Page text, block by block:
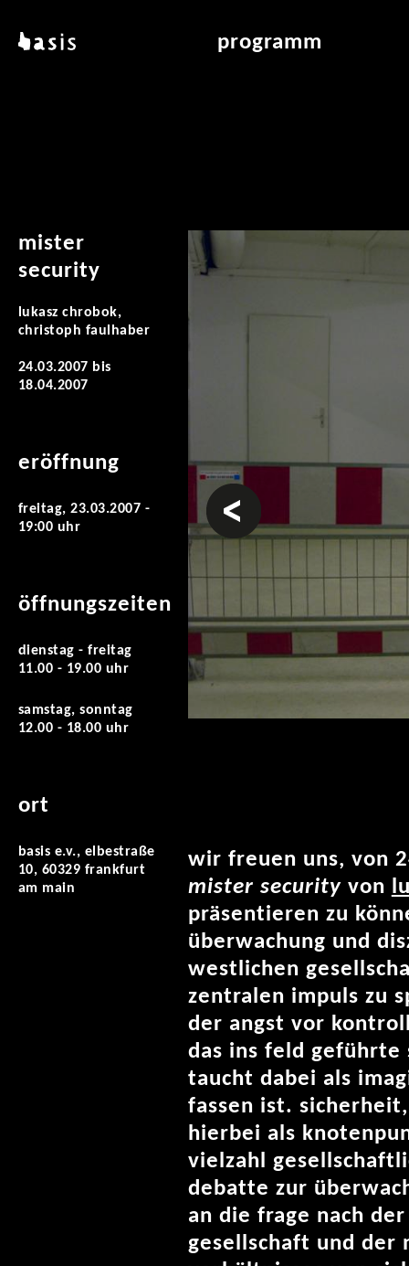
basis programm
mister
security
lukasz chrobok,
christoph faulhaber
24.03.2007 bis
18.04.2007
eröffnung
freitag, 23.03.2007 -
19:00 uhr
öffnungszeiten
dienstag - freitag
11.00 - 19.00 uhr
samstag, sonntag
12.00 - 18.00 uhr
ort
basis e.v., elbestraße
10, 60329 frankfurt
am main
vorheriges
wir freuen uns, von
mister security von
präsentieren zu
überwachung und
westlichen
zentralen impuls zu
der angst vor
das ins feld
taucht dabei als
fassen ist.
hierbei als
vielzahl
debatte zur
an die frage nach
gesellschaft und der